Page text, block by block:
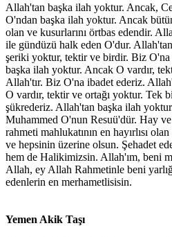
Allah'tan başka ilah yoktur. Ancak,
O'ndan başka ilah yoktur. Ancak
olan ve kusurlarını örtbas edendir.
ile gündüzü halk eden O'dur.
şeriki yoktur, tektir ve birdir. Biz O'na
başka ilah yoktur. Ancak O vardır,
Allah'tır. Biz O'na ibadet ederiz.
O vardır, tektir ve ortağı yoktur. Tek
şükrederiz. Allah'tan başka ilah
Muhammed O'nun Resuü'dür. Hay
rahmeti mahlukatının en hayırlısı
ve hepsinin üzerine olsun. Şehadet
hem de Halikimizsin. Allah'ım, beni
Allah, ey Allah Rahmetinle beni
edenlerin en merhametlisisin.
Yemen Akik Taşı